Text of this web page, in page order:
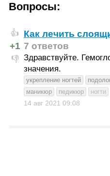
Вопросы:
👍
+1
👎
Как лечить
7 ответов
Здравствуйте.
значения.
укрепление ногтей
маникюр
педикюр ногти
14 авг 2021 09:08